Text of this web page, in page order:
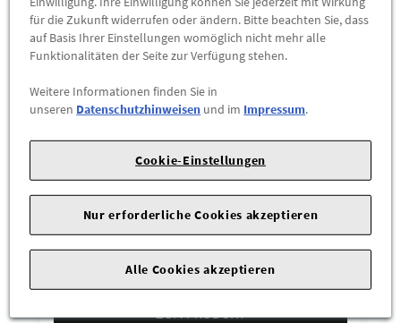
Audi Schriftzug Modellbezeichnung Audi
A6 4A in Schwarz
34,90 €
ZUM PRODUKT
für die Zukunft widerrufen oder ändern. Bitte beachten Sie, dass
auf Basis Ihrer Einstellungen womöglich nicht mehr alle
Funktionalitäten der Seite zur Verfügung stehen.
Weitere Informationen finden Sie in
unseren Datenschutzhinweisen und im Impressum.
Cookie-Einstellungen
Nur erforderliche Cookies akzeptieren
Alle Cookies akzeptieren